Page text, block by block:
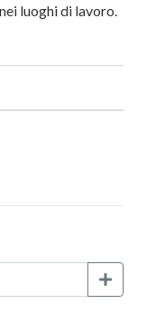
luoghi di lavoro.